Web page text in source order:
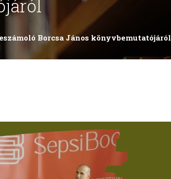
Borcsa János könyvbemutatójáról